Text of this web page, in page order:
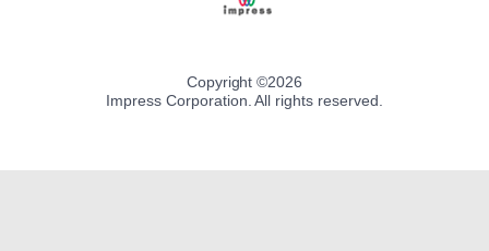
Copyright ©2026
Impress Corporation. All rights reserved.